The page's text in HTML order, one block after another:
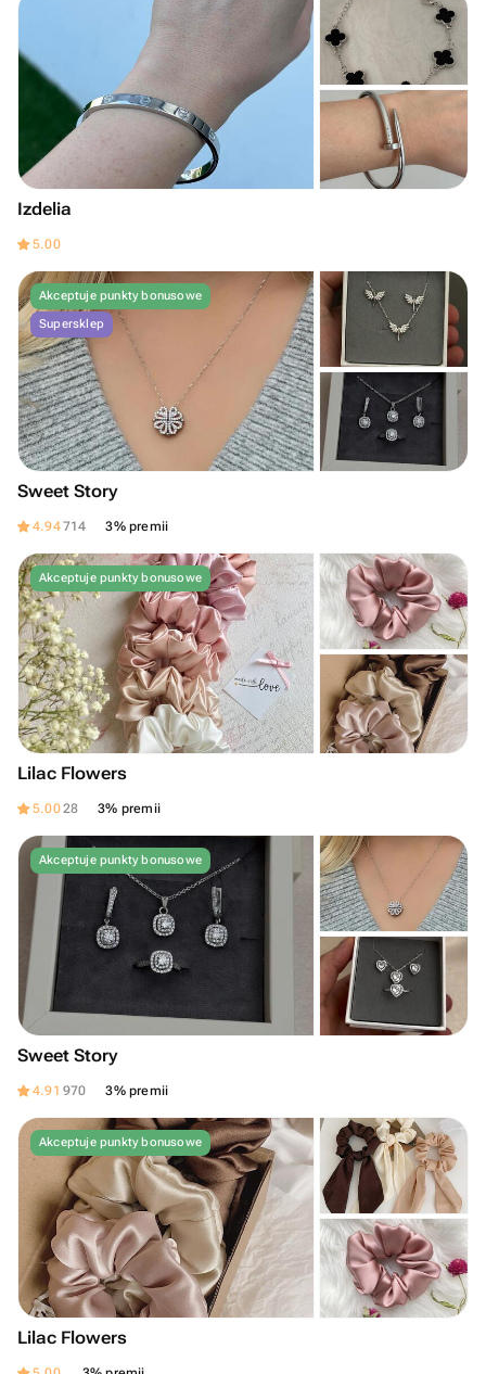
Izdelia
5.00
Akceptuje punkty bonusowe
Supersklep
Sweet Story
4.94714 3% premii
Akceptuje punkty bonusowe
Lilac Flowers
5.0028 3% premii
Akceptuje punkty bonusowe
Sweet Story
4.91 970 3% premii
Akceptuje punkty bonusowe
Lilac Flowers